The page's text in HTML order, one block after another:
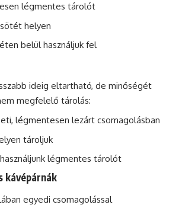
légmentes tárolót
helyen
belül használjuk fel
ideig eltartható, de minőségét
megfelelő tárolás:
légmentesen lezárt csomagolásban
tároljuk
légmentes tárolót
kávépárnák
egyedi csomagolással